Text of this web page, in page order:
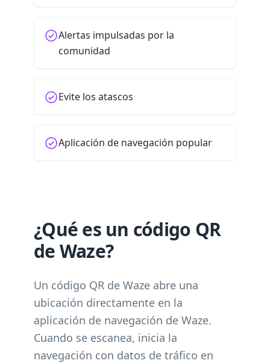
Alertas impulsadas por la
comunidad
Evite los atascos
Aplicación de navegación popular
¿Qué es un código QR
de Waze?
Un código QR de Waze abre una
ubicación directamente en la
aplicación de navegación de Waze.
Cuando se escanea, inicia la
navegación con datos de tráfico en